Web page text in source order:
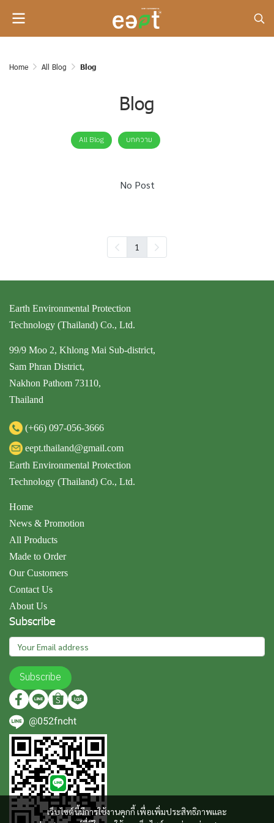
Home All Blog Blog
Blog
All Blog บทความ
No Post
1
เว็บไซต์นี้มีการใช้งานคุกกี้ เพื่อเพิ่มประสิทธิภาพและ
Earth Environmental Protection
Technology (Thailand) Co., Ltd.
99/9 Moo 2, Khlong Mai Sub-district,
Sam Phran District,
Nakhon Pathom 73110,
Thailand
(+66) 097-056-3666
eept.thailand@gmail.com
Earth Environmental Protection
Technology (Thailand) Co., Ltd.
Home
News & Promotion
All Products
Made to Order
Our Customers
Contact Us
About Us
Subscribe
Subscribe
@052fncht